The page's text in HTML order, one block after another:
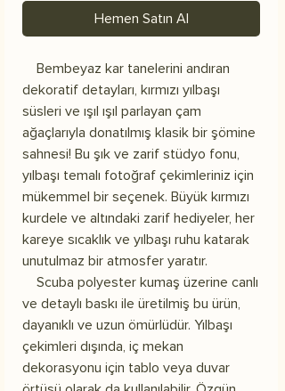
Hemen Satın Al
Bembeyaz kar tanelerini andıran
dekoratif detayları, kırmızı yılbaşı
süsleri ve ışıl ışıl parlayan çam
ağaçlarıyla donatılmış klasik bir şömine
sahnesi! Bu şık ve zarif stüdyo fonu,
yılbaşı temalı fotoğraf çekimleriniz için
mükemmel bir seçenek. Büyük kırmızı
kurdele ve altındaki zarif hediyeler, her
kareye sıcaklık ve yılbaşı ruhu katarak
unutulmaz bir atmosfer yaratır.
Scuba polyester kumaş üzerine canlı
ve detaylı baskı ile üretilmiş bu ürün,
dayanıklı ve uzun ömürlüdür. Yılbaşı
çekimleri dışında, iç mekan
dekorasyonu için tablo veya duvar